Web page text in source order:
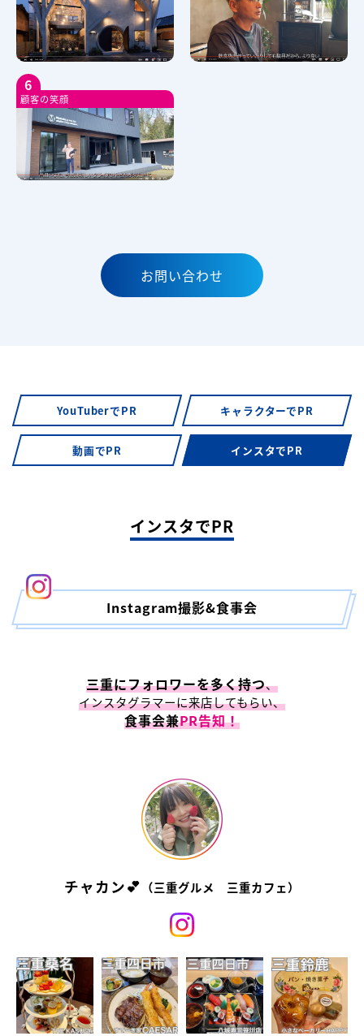
6
顧客の笑顔
お問い合わせ
YouTuberでPR キャラクターでPR
動画でPR インスタでPR
インスタでPR
Instagram撮影&食事会
三重にフォロワーを多く持つ、
インスタグラマーに来店してもらい、
食事会兼PR告知！
チャカン💕 （三重グルメ 三重カフェ）